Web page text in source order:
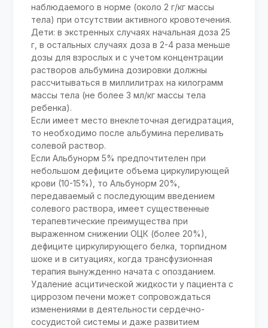
наблюдаемого в норме (около 2 г/кг массы
тела) при отсутствии активного кровотечения.
Дети: в экстренных случаях начальная доза 25
г, в остальных случаях доза в 2-4 раза меньше
дозы для взрослых и с учетом концентрации
растворов альбумина дозировки должны
рассчитываться в миллилитрах на килограмм
массы тела (не более 3 мл/кг массы тела
ребенка).
Если имеет место внеклеточная дегидратация,
то необходимо после альбумина переливать
солевой раствор.
Если Альбунорм 5% предпочтителен при
небольшом дефиците объема циркулирующей
крови (10-15%), то Альбунорм 20%,
передаваемый с последующим введением
солевого раствора, имеет существенные
терапевтические преимущества при
выраженном снижении ОЦК (более 20%),
дефиците циркулирующего белка, торпидном
шоке и в ситуациях, когда трансфузионная
терапия вынужденно начата с опозданием.
Удаление асцитической жидкости у пациента с
циррозом печени может сопровождаться
изменениями в деятельности сердечно-
сосудистой системы и даже развитием